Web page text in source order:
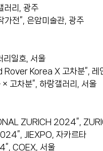
러리, 광주
전”, 은암미술관, 광주
일호, 서울
Korea X 고차분”, 레
고차분”, 하랑갤러리, 서울
ZURICH 2024”,
JIEXPO, 자카르타
COEX, 서울